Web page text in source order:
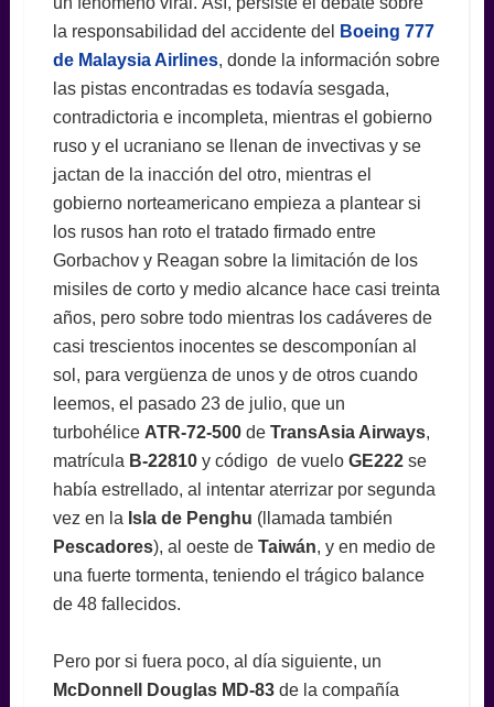
la responsabilidad del accidente del
Boeing 777
de Malaysia Airlines, donde la información sobre
las pistas encontradas es todavía sesgada,
contradictoria e incompleta, mientras el gobierno
ruso y el ucraniano se llenan de invectivas y se
jactan de la inacción del otro, mientras el
gobierno norteamericano empieza a plantear si
los rusos han roto el tratado firmado entre
Gorbachov y Reagan sobre la limitación de los
misiles de corto y medio alcance hace casi treinta
años, pero sobre todo mientras los cadáveres de
casi trescientos inocentes se descomponían al
sol, para vergüenza de unos y de otros cuando
leemos, el pasado 23 de julio, que un
turbohélice ATR-72-500de TransAsia Airways,
matrícula B-22810y código de vuelo GE222se
había estrellado, al intentar aterrizar por segunda
vez en la Isla de Penghu (llamada también
Pescadores), al oeste de Taiwán, y en medio de
una fuerte tormenta, teniendo el trágico balance
de 48 fallecidos.
Pero por si fuera poco, al día siguiente, un
McDonnell Douglas MD-83de la compañía